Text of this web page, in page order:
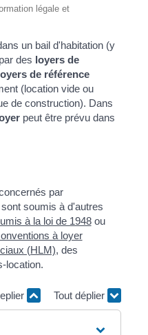
légale et
un bail d'habitation (y
des loyers de
de référence
(location vide ou
de construction). Dans
peut être prévu dans
par
soumis à d'autres
à la loi de 1948ou
à loyer
(HLM), des
location.
Tout déplier